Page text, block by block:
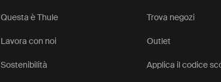
Questa è Thule
Lavora con noi
Sostenibilità
Trova negozi
Outlet
Applica il codice